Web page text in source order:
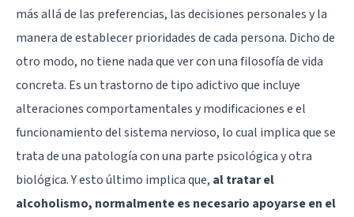
más allá de las preferencias, las decisiones personales y la
manera de establecer prioridades de cada persona. Dicho de
otro modo, no tiene nada que ver con una filosofía de vida
concreta. Es un trastorno de tipo adictivo que incluye
alteraciones comportamentales y modificaciones e el
funcionamiento del sistema nervioso, lo cual implica que se
trata de una patología con una parte psicológica y otra
biológica. Y esto último implica que, al tratar el
alcoholismo, normalmente es necesario apoyarse en el